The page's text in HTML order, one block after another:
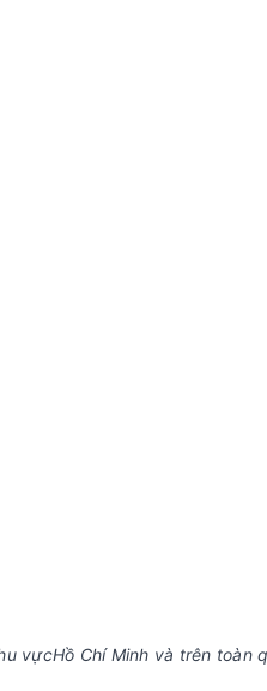
vựcHồ Chí Minh và trên toàn